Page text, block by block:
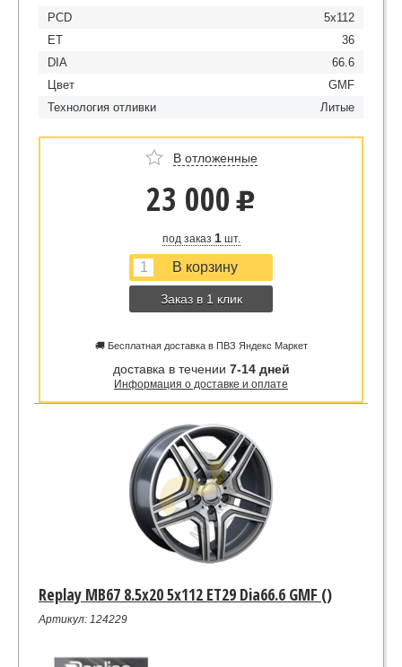
PCD
5x112
ET
36
DIA
66.6
Цвет
GMF
Технология отливки
Литые
В отложенные
23 000 u
под заказ 1шт.
Заказ в 1 клик
🚚 Бесплатная доставка в ПВЗ Яндекс Маркет
доставка в течении 7-14 дней
Информация о доставке и оплате
Replay MB67 8.5x20 5x112 ET29 Dia66.6 GMF ()
Артикул: 124229